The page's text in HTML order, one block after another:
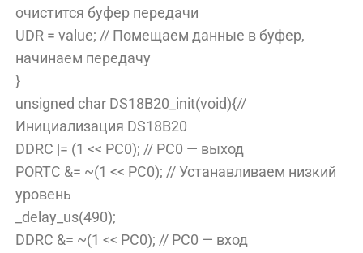
очистится буфер передачи
UDR = value; // Помещаем данные в буфер,
начинаем передачу
}
unsigned char DS18B20_init(void){//
Инициализация DS18B20
DDRC |= (1 << PC0); // PC0 — выход
PORTC &= ~(1 << PC0); // Устанавливаем низкий
уровень
_delay_us(490);
DDRC &= ~(1 << PC0); // PC0 — вход